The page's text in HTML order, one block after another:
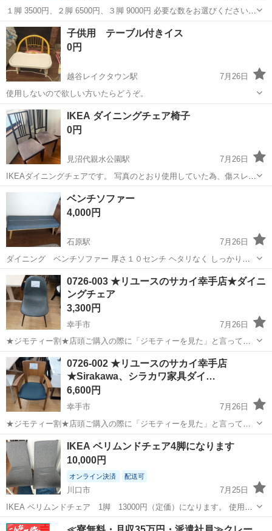
１脚 3500円、２脚 6500円、３脚 9000円 必要な数をお選びください。
スエード生地、グレー色 使用期間 約２年 購入価格は、３脚で4万円く
らいのものになります。 脚部分がショックを吸収してくれるので、座
り心...
埼玉 羽生市 南羽生駅 椅子 ダイニング
子供用 テーブル付きイス
0円
越谷レイクタウン駅
7月26日
使用しないので欲しい方いたらどうぞ。
埼玉 越谷市 越谷レイクタウン駅 椅子
IKEA ダイニングチェア椅子
0円
見沼代親水公園駅
7月26日
IKEAダイニングチェアです。 写真のとおり使用していた為、傷スレが
あります。 ご理解ある方いかがでしょうか？
埼玉 川口市
ベンチソファー
4,000円
石原駅
7月26日
ダイニング ベンチソファー 厚さ１０センチ ヘタリなく しっかりし
ています。 長さ１２５ 奥行き３９ 高さ４１ デニム調で夏にぴった
りな色味
埼玉 熊谷市 椅子 ベンチ
0726-003 ★リユースのサカイ幸手店★ダイニ
ングチェア
3,300円
幸手市
7月26日
★ジモティー割★店頭ご購入の際に「ジモティーを見た」と言ってい
ただくとジモティー限定価格（掲載価格の10%OFF）でご購入が可能
です。 必ずご精算前にスタッフまでお伝えくださいませ。 ---------------
-...
埼玉 幸手市 椅子 サカイ
0726-002 ★リユースのサカイ幸手店
★Sirakawa、シラカワ家具ダイ…
6,600円
幸手市
7月26日
★ジモティー割★店頭ご購入の際に「ジモティーを見た」と言ってい
ただくとジモティー限定価格（掲載価格の10%OFF）でご購入が可能
です。 必ずご精算前にスタッフまでお伝えくださいませ。 ---------------
-...
埼玉 幸手市
IKEA ベリムンドチェア4脚になります
10,000円
オンライン決済 配送可
川口市
7月25日
IKEA ベリムンドチェア 1脚 13000円（定価）になります。 使用期
間1年 非常に綺麗な状態です。 一脚につき半額にしています。
埼玉 川口市 椅子